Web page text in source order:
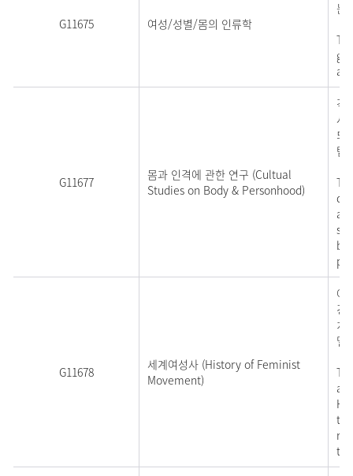
G11675 여성/성별/몸의 인류학
는
G11677
몸과 인격에 관한 연구 (Cultual
Studies on Body & Personhood)
각
사
되
탐
G11678
세계여성사 (History of Feminist
Movement)
여
경
치
밀